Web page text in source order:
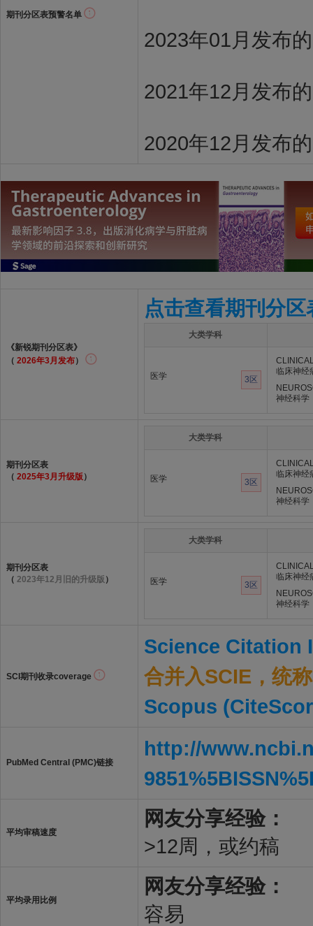
期刊分区表预警名单
2023年01月发布
2021年12月发布
2020年12月发布
《新锐期刊分区表》
（ 2026年3月发布）
点击查看期刊分区
大类学科
医学 3区
临床神经
神经科学
期刊分区表
（ 2025年3月升级版 ）
大类学科
医学 3区
临床神经
神经科学
期刊分区表
（ 2023年12月旧的升级版 ）
大类学科
医学 3区
临床神经
神经科学
SCI期刊收录coverage
Science Citation
合并入SCIE，统
Scopus
PubMed Central (PMC)链接
http://
平均审稿速度
网友分享经验：
>12周，或约稿
平均录用比例
网友分享经验：
容易